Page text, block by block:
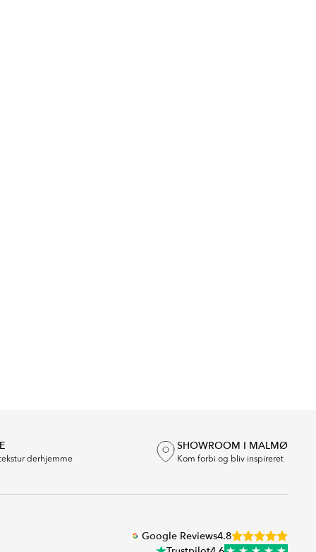
derhjemme
SHOWROOM I MALMØ
Kom forbi og bliv inspireret
Google Reviews4.8